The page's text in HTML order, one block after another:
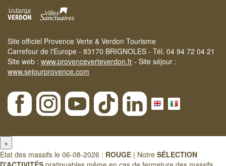
Site officiel Provence Verte & Verdon Tourisme
Carrefour de l'Europe - 83170 BRIGNOLES - Tél. 04 94 72 04 21
Site web : www.provenceverteverdon.fr - Site séjour :
www.sejourprovence.com
×
Etat des massifs le 06-08-2026 : ROUGE | Notre SÉLECTION